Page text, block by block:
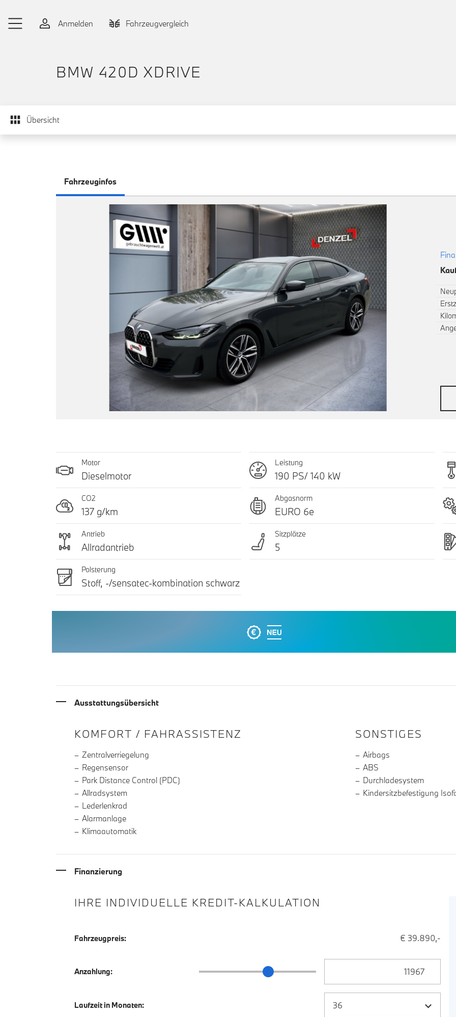
Anmelden
Fahrzeugvergleich
BMW 420D XDRIVE
Übersicht
Fahrzeuginfos
Motor
Dieselmotor
Leistung
190 PS/ 140 kW
CO2
137 g/km
Abgasnorm
EURO 6e
Antrieb
Allradantrieb
Sitzplätze
5
Polsterung
Stoff, -/sensatec-kombination schwarz
Ausstattungsübersicht
INFORMATIONEN ÜBER DIE AUSSTATTUNG
KOMFORT / FAHRASSISTENZ
Zentralverriegelung
Regensensor
Park Distance Control (PDC)
Allradsystem
Lederlenkrad
Alarmanlage
Klimaautomatik
SONSTIGES
Airbags
ABS
Durchladesystem
Kindersitzbefestigung
Finanzierung
IHRE INDIVIDUELLE KREDIT-KALKULATION
Fahrzeugpreis: € 39.890,-
Anzahlung: Anzahlung Schieberegler
Laufzeit in Monaten: